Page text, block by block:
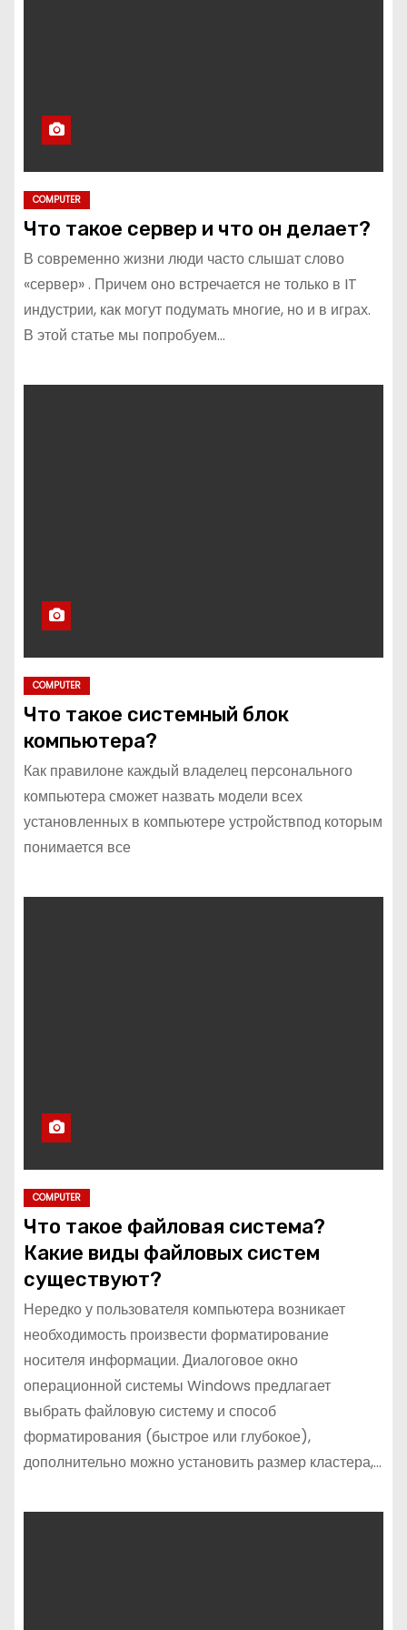
COMPUTER
Что такое сервер и что он делает?
В современно жизни люди часто слышат слово
«сервер» . Причем оно встречается не только в IT
индустрии, как могут подумать многие, но и в играх.
В этой статье мы попробуем…
COMPUTER
Что такое системный блок
компьютера?
Как правилоне каждый владелец персонального
компьютера сможет назвать модели всех
установленных в компьютере устройствпод которым
понимается все
COMPUTER
Что такое файловая система?
Какие виды файловых систем
существуют?
Нередко у пользователя компьютера возникает
необходимость произвести форматирование
носителя информации. Диалоговое окно
операционной системы Windows предлагает
выбрать файловую систему и способ
форматирования (быстрое или глубокое),
дополнительно можно установить размер кластера,…